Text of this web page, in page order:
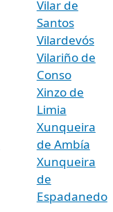
Vilar de
Santos
Vilardevós
Vilariño de
Conso
Xinzo de
Limia
Xunqueira
de Ambía
Xunqueira
de
Espadanedo